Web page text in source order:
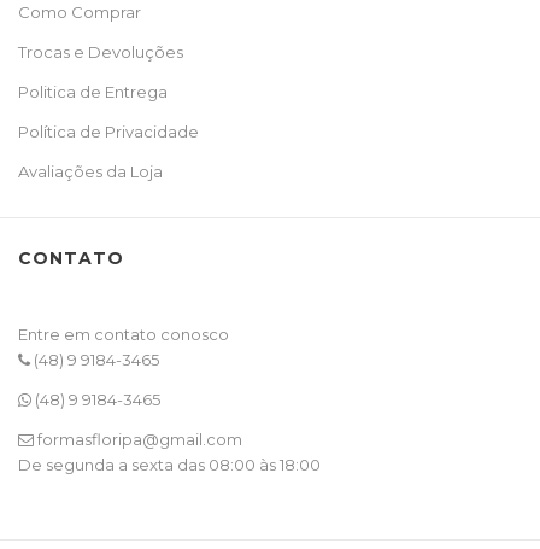
Como Comprar
Trocas e Devoluções
Politica de Entrega
Política de Privacidade
Avaliações da Loja
CONTATO
Entre em contato conosco
(48) 9 9184-3465
(48) 9 9184-3465
formasfloripa@gmail.com
De segunda a sexta das 08:00 às 18:00